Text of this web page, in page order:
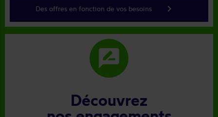
Des offres en fonction de vos besoins keyboard_arrow_right
rate_review
Découvrez